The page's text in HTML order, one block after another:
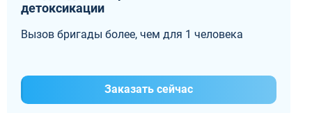
детоксикации
Вызов бригады более, чем для 1 человека
Заказать сейчас